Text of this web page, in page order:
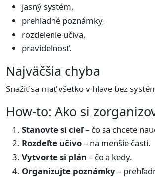
jasný systém,
prehľadné poznámky,
rozdelenie učiva,
pravidelnosť.
Najväčšia chyba
Snažiť sa mať všetko v hlave bez
How-to: Ako si
Stanovte si cieľ– čo sa chcete
Rozdeľte učivo– na menšie časti.
Vytvorte si plán – čo a kedy.
Organizujte poznámky–